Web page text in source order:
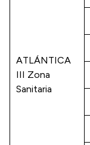
ATLÁNTICA
III Zona
Sanitaria